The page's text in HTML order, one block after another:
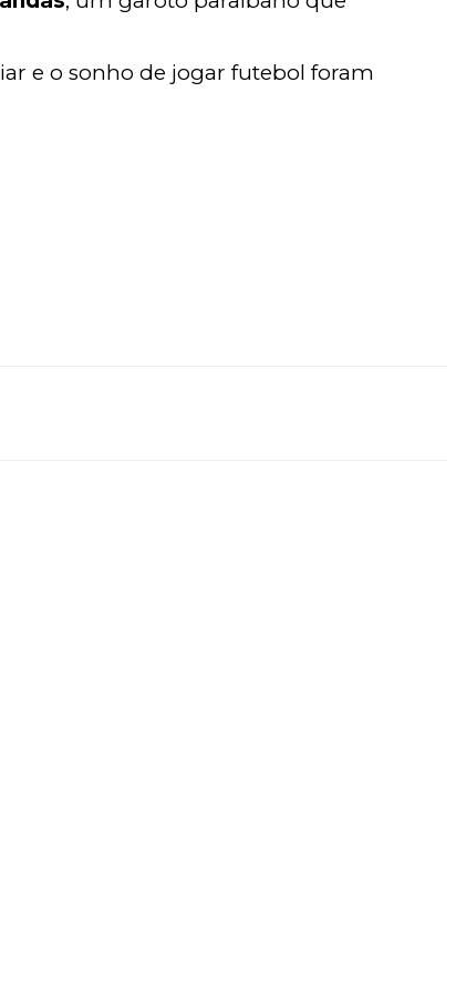
e o sonho de jogar futebol foram